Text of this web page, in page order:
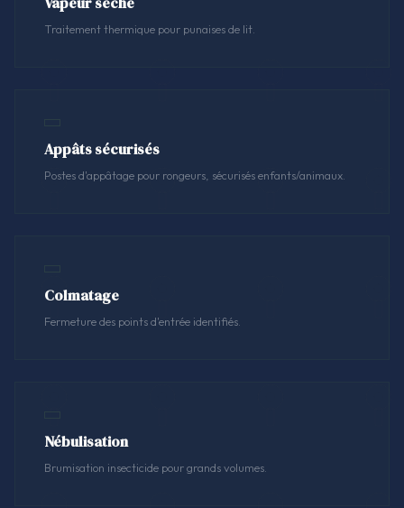
Traitement thermique pour punaises de lit.
Appâts sécurisés
Postes d'appâtage pour rongeurs, sécurisés enfants/animaux.
Colmatage
Fermeture des points d'entrée identifiés.
Nébulisation
Brumisation insecticide pour grands volumes.